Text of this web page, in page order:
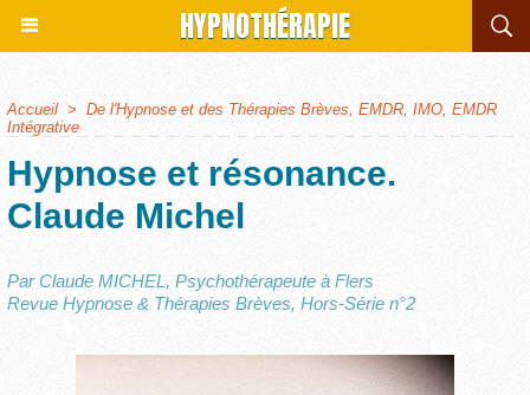
HYPNOTHÉRAPIE
Accueil > De l'Hypnose et des Thérapies Brèves, EMDR, IMO, EMDR
Intégrative
Hypnose et résonance.
Claude Michel
Par Claude MICHEL, Psychothérapeute à Flers
Revue Hypnose & Thérapies Brèves, Hors-Série n°2